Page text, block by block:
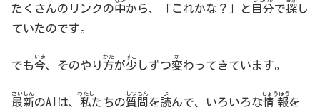
たくさんのリンクの中から、「これかな？」と 自分で探し
ていたのです。
でも今
いま
、そのやり方
かた
が少
すこ
しずつ変
か
わってきています。
最新
さいしん
のAIは、 私
わたし
たちの質問
しつもん
を読
よ
んで、いろいろな情報
じょうほう
を